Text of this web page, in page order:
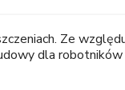
Ze
dla